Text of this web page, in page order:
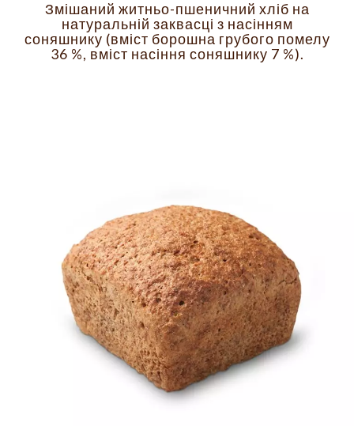
Змішаний житньо-пшеничний хліб на
натуральній заквасці з насінням
соняшнику (вміст борошна грубого помелу
36 %, вміст насіння соняшнику 7 %).